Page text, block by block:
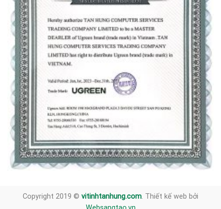
Copyright 2019 © vitinhtanhung.com. Thiết kế web bởi